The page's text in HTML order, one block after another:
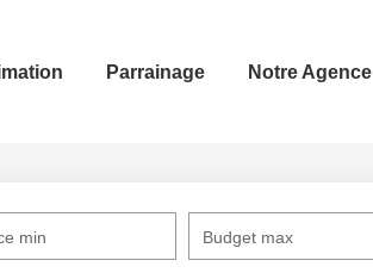
Parrainage Notre Agence
min Budget max